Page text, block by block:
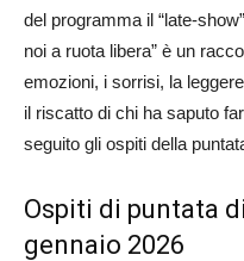
del programma il “late-
noi a ruota libera” è un
emozioni, i sorrisi, la
il riscatto di chi ha saputo
seguito gli ospiti della
Ospiti di puntata
gennaio 2026